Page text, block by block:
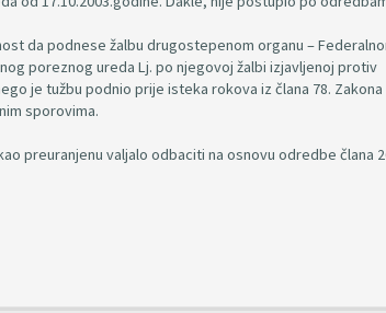
da podnese žalbu drugostepenom organu –
poreznog ureda Lj. po njegovoj žalbi izjavljenoj protiv
je tužbu podnio prije isteka rokova iz člana 78. Zakona
sporovima.
preuranjenu valjalo odbaciti na osnovu odredbe člana